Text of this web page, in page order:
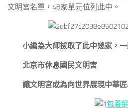
文明宮名單，48家單元位列此中。
小編為大師拔取了此中幾家，
北京市休息國民文明宮
讓文明宮成為向世界展現中華
包養網